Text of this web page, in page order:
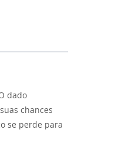
dado
chances
se perde para